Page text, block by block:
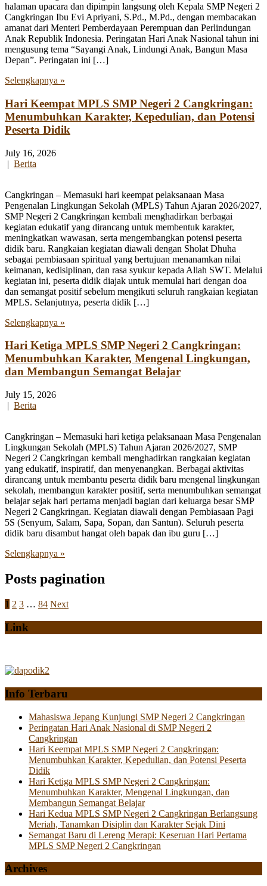
halaman upacara dan dipimpin langsung oleh Kepala SMP Negeri 2
Cangkringan Ibu Evi Apriyani, S.Pd., M.Pd., dengan membacakan
amanat dari Menteri Pemberdayaan Perempuan dan Perlindungan
Anak Republik Indonesia. Peringatan Hari Anak Nasional tahun ini
mengusung tema “Sayangi Anak, Lindungi Anak, Bangun Masa
Depan”. Peringatan ini […]
Selengkapnya »
Hari Keempat MPLS SMP Negeri 2 Cangkringan:
Menumbuhkan Karakter, Kepedulian, dan Potensi
Peserta Didik
July 16, 2026
| Berita
Cangkringan – Memasuki hari keempat pelaksanaan Masa
Pengenalan Lingkungan Sekolah (MPLS) Tahun Ajaran 2026/2027,
SMP Negeri 2 Cangkringan kembali menghadirkan berbagai
kegiatan edukatif yang dirancang untuk membentuk karakter,
meningkatkan wawasan, serta mengembangkan potensi peserta
didik baru. Rangkaian kegiatan diawali dengan Sholat Dhuha
sebagai pembiasaan spiritual yang bertujuan menanamkan nilai
keimanan, kedisiplinan, dan rasa syukur kepada Allah SWT. Melalui
kegiatan ini, peserta didik diajak untuk memulai hari dengan doa
dan semangat positif sebelum mengikuti seluruh rangkaian kegiatan
MPLS. Selanjutnya, peserta didik […]
Selengkapnya »
Hari Ketiga MPLS SMP Negeri 2 Cangkringan:
Menumbuhkan Karakter, Mengenal Lingkungan,
dan Membangun Semangat Belajar
July 15, 2026
| Berita
Cangkringan – Memasuki hari ketiga pelaksanaan Masa Pengenalan
Lingkungan Sekolah (MPLS) Tahun Ajaran 2026/2027, SMP
Negeri 2 Cangkringan kembali menghadirkan rangkaian kegiatan
yang edukatif, inspiratif, dan menyenangkan. Berbagai aktivitas
dirancang untuk membantu peserta didik baru mengenal lingkungan
sekolah, membangun karakter positif, serta menumbuhkan semangat
belajar sejak hari pertama menjadi bagian dari keluarga besar SMP
Negeri 2 Cangkringan. Kegiatan diawali dengan Pembiasaan Pagi
5S (Senyum, Salam, Sapa, Sopan, dan Santun). Seluruh peserta
didik baru disambut hangat oleh bapak dan ibu guru […]
Selengkapnya »
Posts pagination
1 2 3 … 84 Next
Link
Info Terbaru
Mahasiswa Jepang Kunjungi SMP Negeri 2 Cangkringan
Peringatan Hari Anak Nasional di SMP Negeri 2
Cangkringan
Hari Keempat MPLS SMP Negeri 2 Cangkringan:
Menumbuhkan Karakter, Kepedulian, dan Potensi Peserta
Didik
Hari Ketiga MPLS SMP Negeri 2 Cangkringan:
Menumbuhkan Karakter, Mengenal Lingkungan, dan
Membangun Semangat Belajar
Hari Kedua MPLS SMP Negeri 2 Cangkringan Berlangsung
Meriah, Tanamkan Disiplin dan Karakter Sejak Dini
Semangat Baru di Lereng Merapi: Keseruan Hari Pertama
MPLS SMP Negeri 2 Cangkringan
Archives